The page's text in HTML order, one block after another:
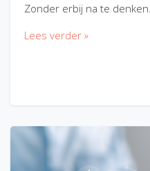
Zonder erbij na te denken…
Lees verder »